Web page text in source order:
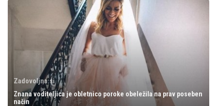
Zadovoljna.si
Znana voditeljica je obletnico poroke obeležila na prav poseben
način